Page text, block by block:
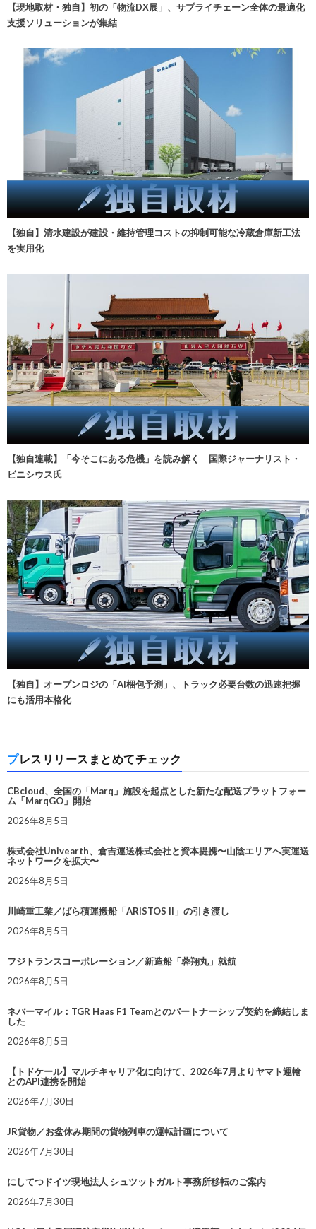
【現地取材・独自】初の「物流DX展」、サプライチェーン全体の最適化
支援ソリューションが集結
【独自】清水建設が建設・維持管理コストの抑制可能な冷蔵倉庫新工法
を実用化
【独自連載】「今そこにある危機」を読み解く 国際ジャーナリスト・
ビニシウス氏
【独自】オープンロジの「AI梱包予測」、トラック必要台数の迅速把握
にも活用本格化
プレスリリースまとめてチェック
CBcloud、全国の「Marq」施設を起点とした新たな配送プラットフォー
ム「MarqGO」開始
2026年8月5日
株式会社Univearth、倉吉運送株式会社と資本提携〜山陰エリアへ実運送
ネットワークを拡大〜
2026年8月5日
川崎重工業／ばら積運搬船「ARISTOS II」の引き渡し
2026年8月5日
フジトランスコーポレーション／新造船「蓉翔丸」就航
2026年8月5日
ネバーマイル：TGR Haas F1 Teamとのパートナーシップ契約を締結しま
した
2026年8月5日
【トドケール】マルチキャリア化に向けて、2026年7月よりヤマト運輸
とのAPI連携を開始
2026年7月30日
JR貨物／お盆休み期間の貨物列車の運転計画について
2026年7月30日
にしてつドイツ現地法人 シュツットガルト事務所移転のご案内
2026年7月30日